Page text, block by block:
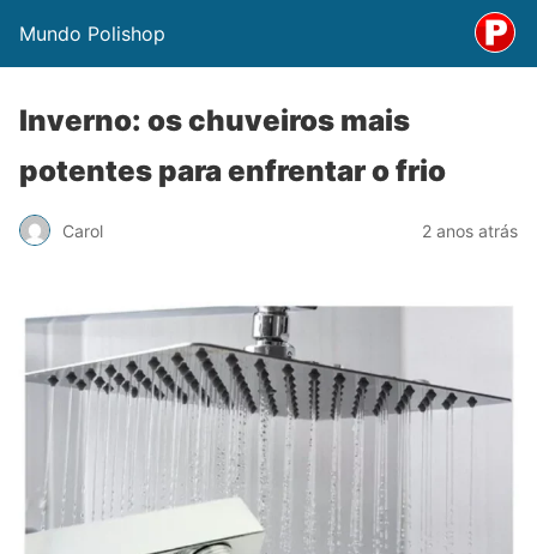
Mundo Polishop
Inverno: os chuveiros mais
potentes para enfrentar o frio
Carol 2 anos atrás